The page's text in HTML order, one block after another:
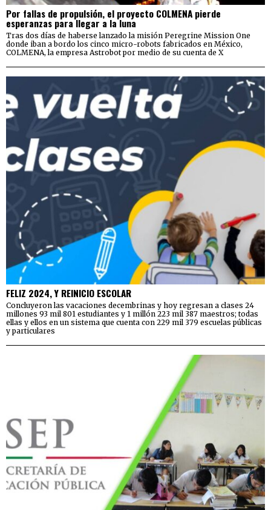
Por fallas de propulsión, el proyecto COLMENA pierde
esperanzas para llegar a la luna
Tras dos días de haberse lanzado la misión Peregrine Mission One
donde iban a bordo los cinco micro-robots fabricados en México,
COLMENA, la empresa Astrobot por medio de su cuenta de X
FELIZ 2024, Y REINICIO ESCOLAR
Concluyeron las vacaciones decembrinas y hoy regresan a clases 24
millones 93 mil 801 estudiantes y 1 millón 223 mil 387 maestros; todas
ellas y ellos en un sistema que cuenta con 229 mil 379 escuelas públicas
y particulares